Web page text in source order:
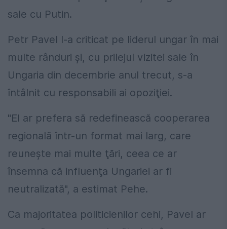
sale cu Putin.
Petr Pavel l-a criticat pe liderul ungar în mai
multe rânduri şi, cu prilejul vizitei sale în
Ungaria din decembrie anul trecut, s-a
întâlnit cu responsabili ai opoziţiei.
"El ar prefera să redefinească cooperarea
regională într-un format mai larg, care
reuneşte mai multe ţări, ceea ce ar
însemna că influenţa Ungariei ar fi
neutralizată", a estimat Pehe.
Ca majoritatea politicienilor cehi, Pavel ar